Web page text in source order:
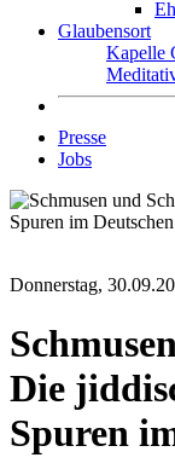
Glaubensort
Kapelle
Presse
Jobs
Donnerstag,
Die
Spuren